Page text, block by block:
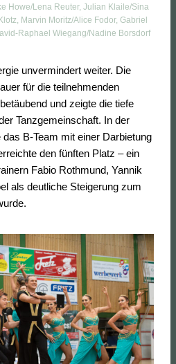
Howe/Lena Reuter, Julian Klaile/Sina
Marvin Moritz/Alice Fodor, Gabriel
Raphael Wiegang/Nadine Borsdorf
unvermindert weiter. Die
für die teilnehmenden
und zeigte die tiefe
Tanzgemeinschaft. In der
das B-Team mit einer Darbietung
den fünften Platz – ein
Fabio Rothmund, Yannik
als deutliche Steigerung zum